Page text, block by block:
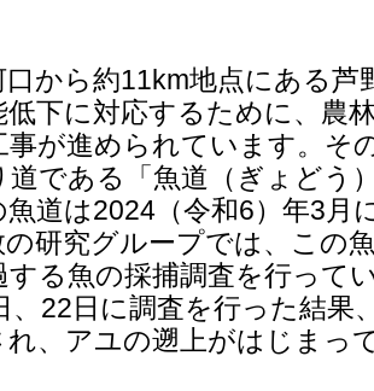
から約11km地点にある芦
下に対応するために、農
事が進められています。そ
道である「魚道（ぎょどう
道は2024（令和6）年3月
研究グループでは、この
する魚の採捕調査を行って
、22日に調査を行った結果
れ、アユの遡上がはじまっ